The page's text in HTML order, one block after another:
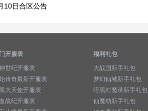
10日合区公告
开服表
世纪开服表
传奇最新开服表
大天使开服表
战纪开服表
福利礼包
大战国新手礼包
梦幻仙域新手礼包
暗黑封魔录新手礼包
仙魔劫新手礼包